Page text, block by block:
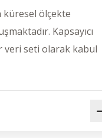
küresel ölçekte
Kapsayıcı
veri seti olarak kabul